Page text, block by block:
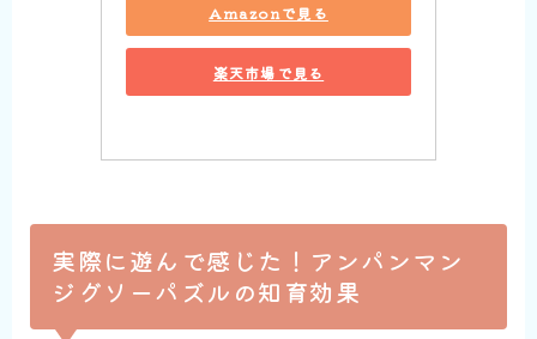
Amazonで見る
楽天市場で見る
実際に遊んで感じた！アンパンマン
ジグソーパズルの知育効果